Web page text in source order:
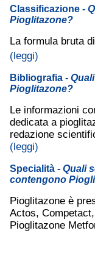
Classificazione -
Pioglitazone?
La formula bruta
(leggi)
Bibliografia -
Pioglitazone?
Le informazioni
dedicata a
redazione
(leggi)
Specialità - Quali
contengono
Pioglitazone è
Actos,
Pioglitazone